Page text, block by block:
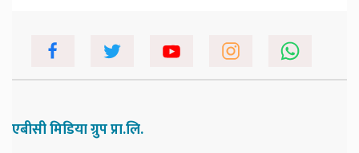
एबीसी मिडिया ग्रुप प्रा.लि.